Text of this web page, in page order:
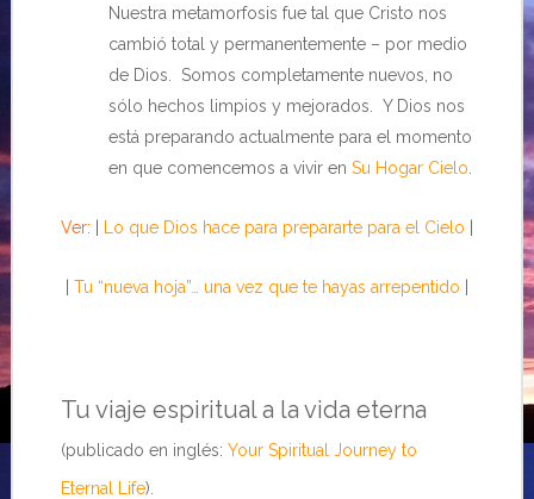
Nuestra metamorfosis fue tal que Cristo nos
cambió total y permanentemente – por medio
de Dios. Somos completamente nuevos, no
sólo hechos limpios y mejorados. Y Dios nos
está preparando actualmente para el momento
en que comencemos a vivir en Su Hogar Cielo
Ver: Lo que Dios hace para prepararte para el Cielo
Tu “nueva hoja”… una vez que te hayas arrepentido
Tu viaje espiritual a la vida eterna
(publicado en inglés: Your Spiritual Journey to
Eternal Life).